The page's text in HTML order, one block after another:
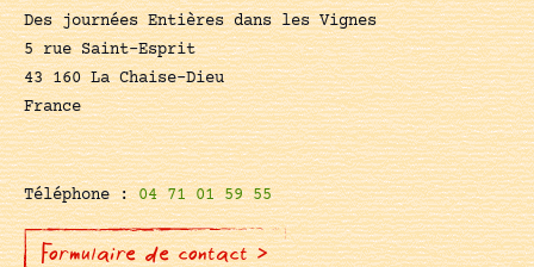
Des journées Entières dans les Vignes
5 rue Saint-Esprit
43 160 La Chaise-Dieu
France
Téléphone :04 71 01 59 55
Formulaire de contact >